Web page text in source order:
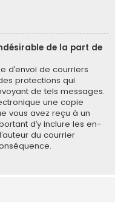
de la part de
d’envoi de courriers
protections qui
de tels messages.
une copie
vous avez reçu à un
d’y inclure les en-
du courrier